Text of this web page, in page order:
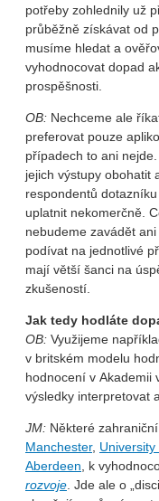
potřeby zohlednily už
průběžně získávat od
musíme hledat a
vyhodnocovat dopad
prospěšnosti.
OB: Nechceme ale
preferovat pouze
případech to ani
jejich výstupy obohatit
respondentů
uplatnit nekomerčně.
nebudeme zavádět
podívat na jednotlivé
mají větší šanci na
zkušeností.
Jak tedy hodláte
OB: Využijeme
v britském modelu
hodnocení v Akademii
výsledky interpretovat
JM: Některé
Manchester,
Aberdeen, k
rozvoje. Jde ale o